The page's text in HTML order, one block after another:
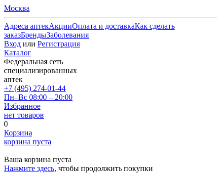
Москва
Адреса аптекАкцииОплата и доставкаКак сделать
заказБрендыЗаболевания
Вход или Регистрация
Каталог
Федеральная сеть
специализированных
аптек
+7 (495) 274-01-44
Пн–Вс 08:00 – 20:00
Избранное
нет товаров
0
Корзина
корзина пуста
Ваша корзина пуста
Нажмите здесь, чтобы продолжить покупки